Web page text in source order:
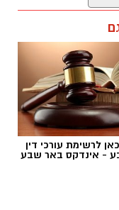
לרשימת עורכי דין
- אינדקס באר שבע